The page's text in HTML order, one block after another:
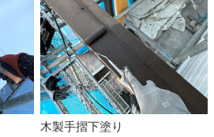
木製手摺下塗り